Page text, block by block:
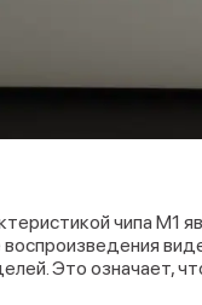
чипа M1
Это означает,